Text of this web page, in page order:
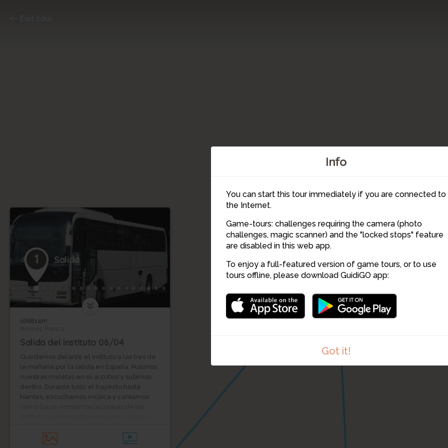
Info
You can start this tour immediately if you are connected to
the Internet.
Game-tours: challenges requiring the camera (photo
challenges, magic scanner) and the "locked stops" feature
are disabled in this web app.
To enjoy a full-featured version of game tours, or to use
tours offline, please download GuidiGO app:
Got it!
10
1
1 Salida
106814m
Salida del instituto 06/04
Quedamos delante el instituto a las tres de
la mañana por la salida en España. Pusimos
nuestras maletas en el autobús y subimos
dentro. Durante todo el trayecto hasta
Nantes, escuchamos música y cantamos